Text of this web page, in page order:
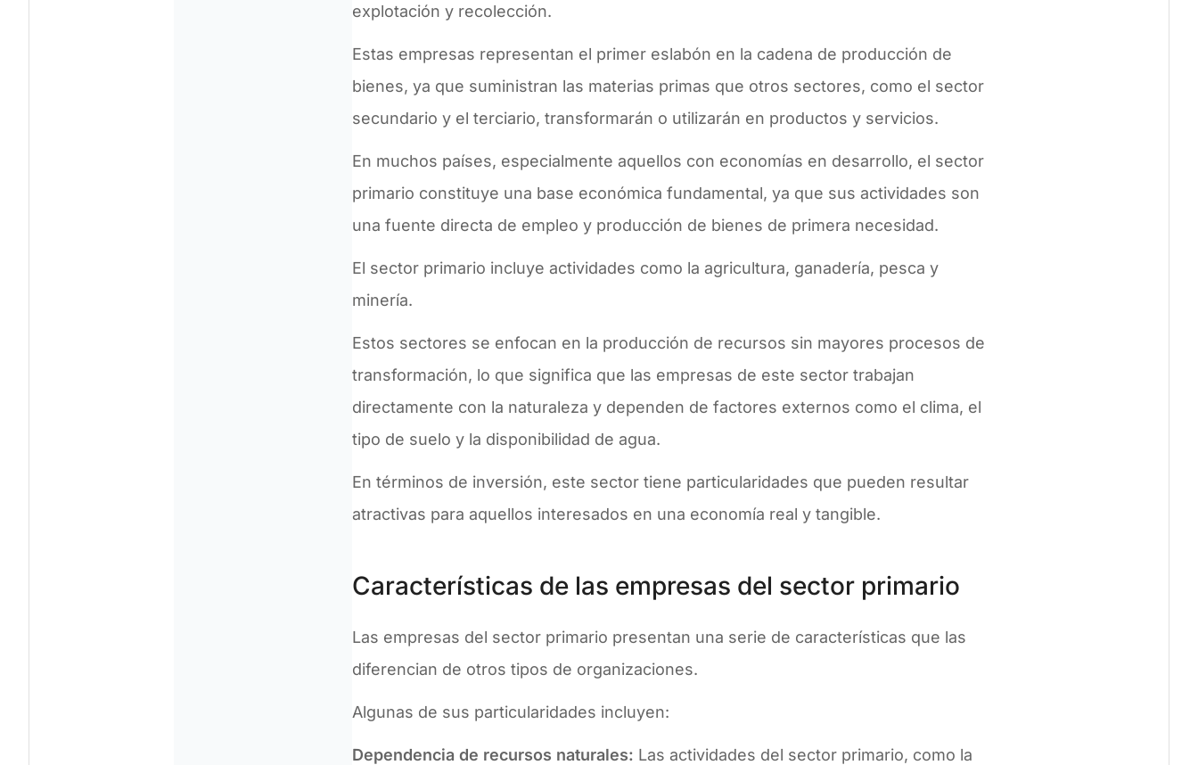
explotación y recolección.
Estas empresas representan el primer eslabón en la cadena de producción de
bienes, ya que suministran las materias primas que otros sectores, como el sector
secundario y el terciario, transformarán o utilizarán en productos y servicios.
En muchos países, especialmente aquellos con economías en desarrollo, el sector
primario constituye una base económica fundamental, ya que sus actividades son
una fuente directa de empleo y producción de bienes de primera necesidad.
El sector primario incluye actividades como la agricultura, ganadería, pesca y
minería.
Estos sectores se enfocan en la producción de recursos sin mayores procesos de
transformación, lo que significa que las empresas de este sector trabajan
directamente con la naturaleza y dependen de factores externos como el clima, el
tipo de suelo y la disponibilidad de agua.
En términos de inversión, este sector tiene particularidades que pueden resultar
atractivas para aquellos interesados en una economía real y tangible.
Características de las empresas del sector primario
Las empresas del sector primario presentan una serie de características que las
diferencian de otros tipos de organizaciones.
Algunas de sus particularidades incluyen:
Dependencia de recursos naturales: Las actividades del sector primario, como la